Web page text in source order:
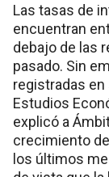
Las tasas de
encuentran
debajo de las
pasado. Sin
registradas
Estudios
explicó a
crecimiento
los últimos